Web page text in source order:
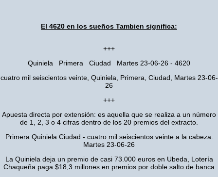
El 4620 en los sueños Tambien significa:
+++
Quiniela Primera Ciudad Martes 23-06-26 - 4620
cuatro mil seiscientos veinte, Quiniela, Primera, Ciudad, Martes 23-06-
26
+++
Apuesta directa por extensión: es aquella que se realiza a un número
de 1, 2, 3 o 4 cifras dentro de los 20 premios del extracto.
Primera Quiniela Ciudad - cuatro mil seiscientos veinte a la cabeza.
Martes 23-06-26
La Quiniela deja un premio de casi 73.000 euros en Ubeda, Lotería
Chaqueña paga $18,3 millones en premios por doble salto de banca